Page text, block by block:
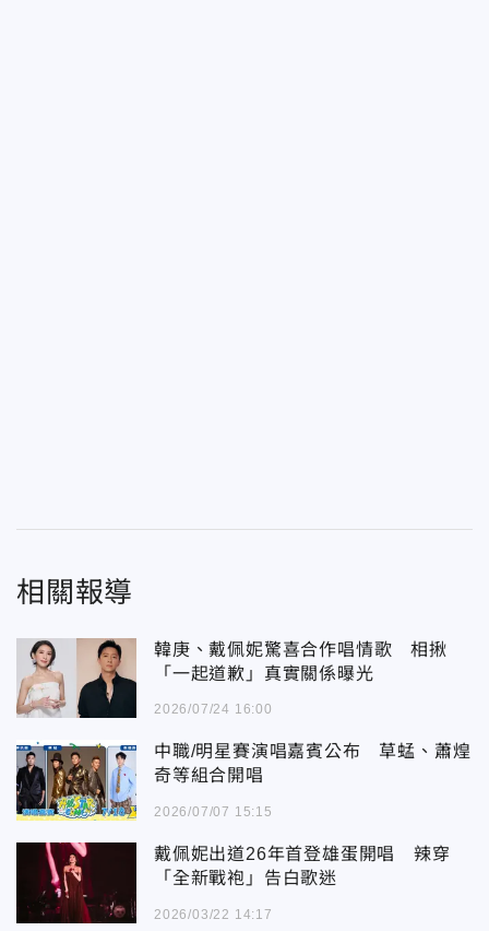
相關報導
韓庚、戴佩妮驚喜合作唱情歌 相揪
「一起道歉」真實關係曝光
2026/07/24 16:00
中職/明星賽演唱嘉賓公布 草蜢、蕭煌
奇等組合開唱
2026/07/07 15:15
戴佩妮出道26年首登雄蛋開唱 辣穿
「全新戰袍」告白歌迷
2026/03/22 14:17